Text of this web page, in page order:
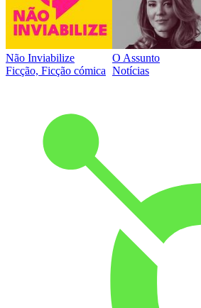
Não Inviabilize
Ficção, Ficção cómica
O Assunto
Notícias